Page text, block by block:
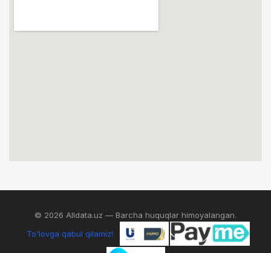
© 2026 Alldata.uz — Barcha huquqlar himoyalangan.
To'lovga qabul qilamiz!